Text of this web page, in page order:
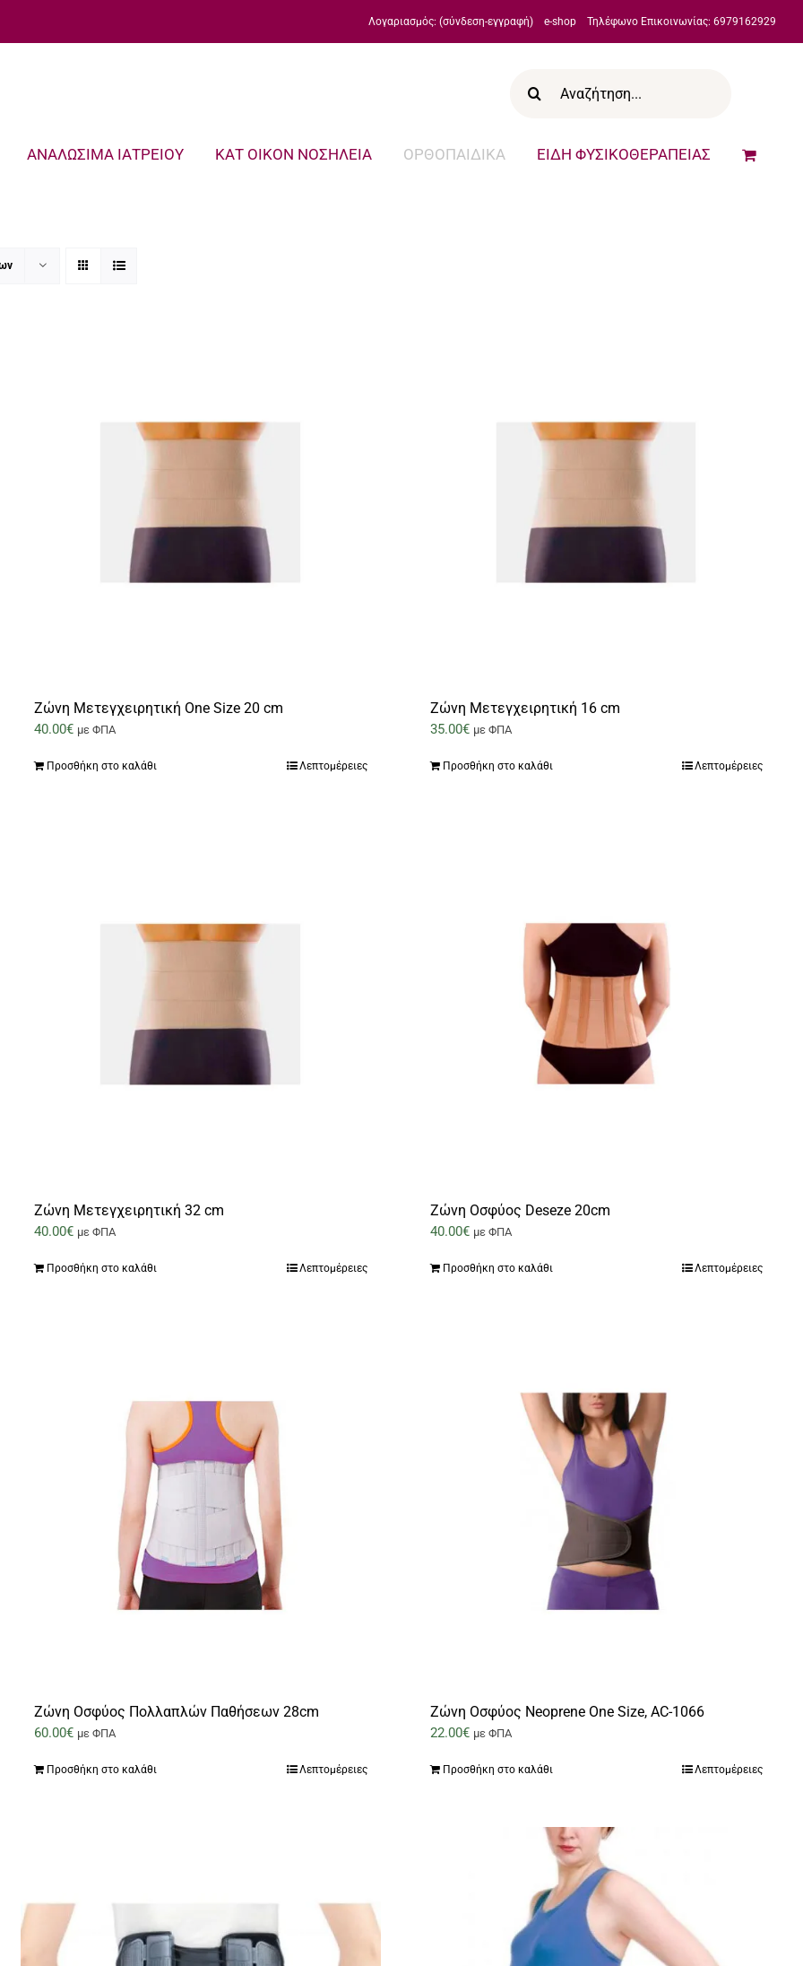
Λογαριασμός: (σύνδεση-εγγραφή) e-shop Τηλέφωνο Επικοινωνίας: 6979162929
για:
ΑΝΑΛΩΣΙΜΑ ΙΑΤΡΕΙΟΥ ΚΑΤ ΟΙΚΟΝ ΝΟΣΗΛΕΙΑ ΟΡΘΟΠΑΙΔΙΚΑ ΕΙΔΗ ΦΥΣΙΚΟΘΕΡΑΠΕΙΑΣ
Ζώνη Μετεγχειρητική One Size 20 cm
40.00€ με ΦΠΑ
Προσθήκη στο καλάθι Λεπτομέρειες
Ζώνη Μετεγχειρητική 16 cm
35.00€ με ΦΠΑ
Προσθήκη στο καλάθι Λεπτομέρειες
Ζώνη Μετεγχειρητική 32 cm
40.00€ με ΦΠΑ
Προσθήκη στο καλάθι Λεπτομέρειες
Ζώνη Οσφύος Deseze 20cm
40.00€ με ΦΠΑ
Προσθήκη στο καλάθι Λεπτομέρειες
Ζώνη Οσφύος Πολλαπλών Παθήσεων 28cm
60.00€ με ΦΠΑ
Προσθήκη στο καλάθι Λεπτομέρειες
Ζώνη Οσφύος Neoprene One Size, AC-1066
22.00€ με ΦΠΑ
Προσθήκη στο καλάθι Λεπτομέρειες